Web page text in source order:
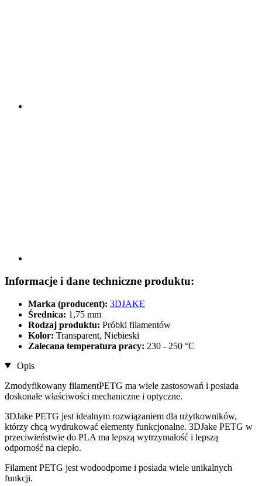
Informacje i dane techniczne produktu:
Marka (producent): 3DJAKE
Średnica: 1,75 mm
Rodzaj produktu: Próbki filamentów
Kolor: Transparent, Niebieski
Zalecana temperatura pracy: 230 - 250 °C
Opis
Zmodyfikowany filamentPETG ma wiele zastosowań i posiada
doskonałe właściwości mechaniczne i optyczne.
3DJake PETG jest idealnym rozwiązaniem dla użytkowników,
którzy chcą wydrukować elementy funkcjonalne. 3DJake PETG w
przeciwieństwie do PLA ma lepszą wytrzymałość i lepszą
odporność na ciepło.
Filament PETG jest wodoodporne i posiada wiele unikalnych
funkcji.